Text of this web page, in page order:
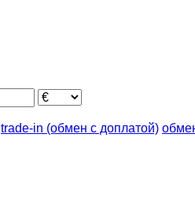
trade-in (обмен с доплатой)